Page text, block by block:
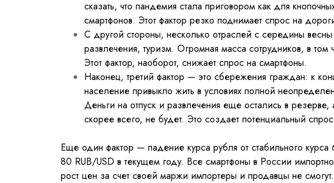
сказать, что пандемия стала приговором как для
смартфонов. Этот фактор резко поднимает спрос на
С другой стороны, несколько отраслей с середины
развлечения, туризм. Огромная масса сотрудников, в
Этот фактор, наоборот, снижает спрос на смартфоны.
Наконец, третий фактор — это сбережения граждан: к
население привыкло жить в условиях полной
Деньги на отпуск и развлечения еще остались в
скорее всего, не будет. Это создает потенциальный
Еще один фактор — падение курса рубля от стабильного
80 RUB/USD в текущем году. Все смартфоны в России
рост цен за счет своей маржи импортеры и продавцы не смогут.